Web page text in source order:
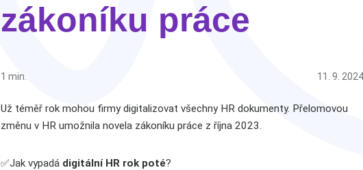
zákoníku práce
1 min. 11. 9. 2024
Už téměř rok mohou firmy digitalizovat všechny HR dokumenty. Přelomovou
změnu v HR umožnila novela zákoníku práce z října 2023.
✅Jak vypadá digitální HR rok poté?